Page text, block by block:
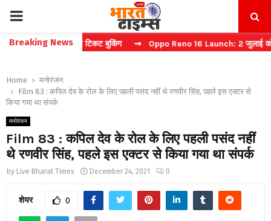
PRIMARY
MENU
Breaking News
कैप्चा करें फास्ट टिकट बुकिंग ⇝ Oppo Reno 16 Launch: 2 जुलाई को भारत
Home
मनोरंजन
Film 83 : कपिल देव के रोल के लिए पहली पसंद नहीं थे रणवीर सिंह, पहले इस एक्टर से
किया गया था संपर्क
मनोरंजन
Film 83 : कपिल देव के रोल के लिए पहली पसंद नहीं
थे रणवीर सिंह, पहले इस एक्टर से किया गया था संपर्क
by Live Bharat Times December 24, 2021 0
शेयर 0